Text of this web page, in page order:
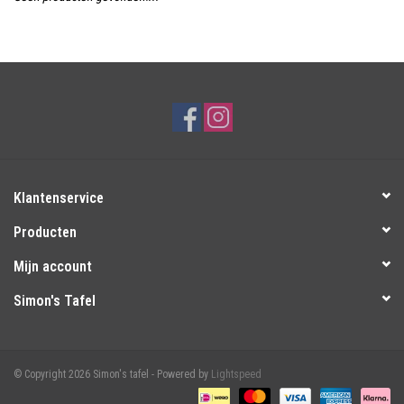
Cadeaubonnen
Klantenservice
Producten
Mijn account
Simon's Tafel
© Copyright 2026 Simon's tafel - Powered by Lightspeed